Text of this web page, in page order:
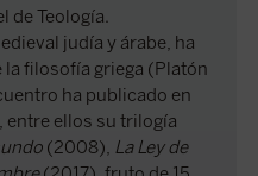
de Teología.
judía y árabe, ha
filosofía griega (Platón
ha publicado en
entre ellos su trilogía
(2008), La Ley de